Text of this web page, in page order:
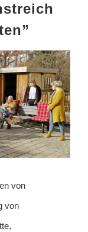
von
von